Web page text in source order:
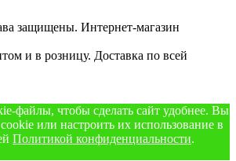
защищены. Интернет-магазин
и в розницу. Доставка по всей
чтобы сделать сайт удобнее. Вы
или настроить их использование в
Политикой конфиденциальности.